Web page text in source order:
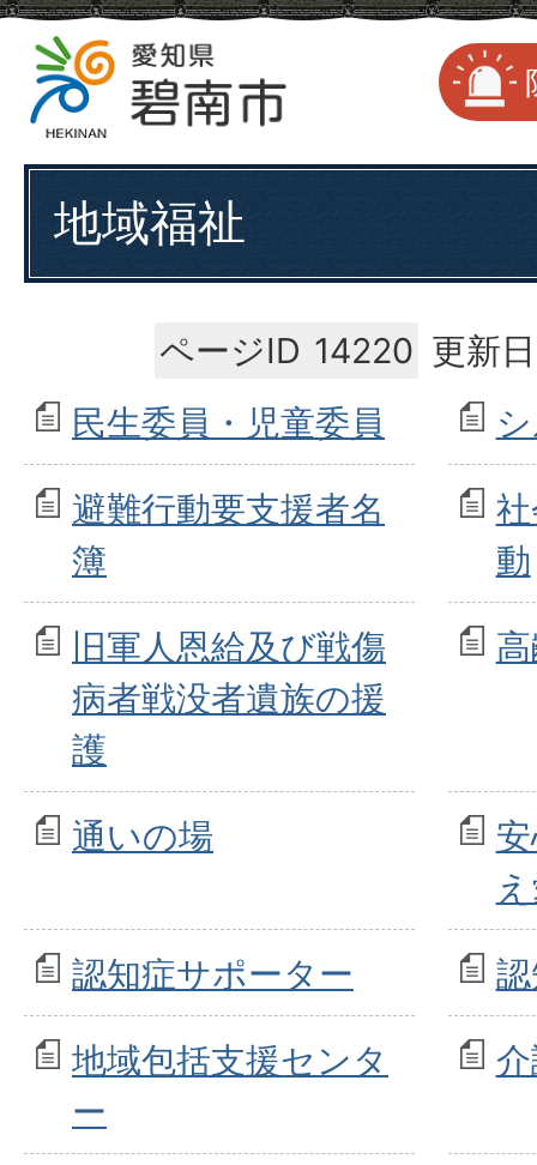
地域福祉
ページID 14220 更新
民生委員・児童委員
避難行動要支援者名
簿
動
旧軍人恩給及び戦傷
病者戦没者遺族の援
護
通いの場
認知症サポーター
地域包括支援センタ
ー